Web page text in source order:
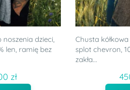
noszenia dzieci,
len, ramię bez
zł
Chusta
splot chevron,
zakła...